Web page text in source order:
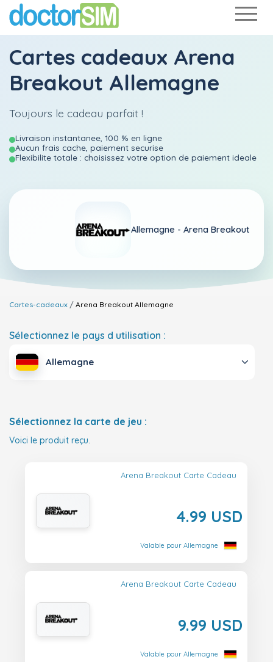
Cartes cadeaux Arena
Breakout Allemagne
Toujours le cadeau parfait !
Livraison instantanee, 100 % en ligne
Aucun frais cache, paiement securise
Flexibilite totale : choisissez votre option de paiement ideale
Allemagne - Arena Breakout
Cartes-cadeaux Arena Breakout Allemagne
Sélectionnez le pays d utilisation :
Allemagne
Sélectionnez la carte de jeu :
Voici le produit reçu.
Arena Breakout Carte Cadeau
4.99 USD
Valable pour Allemagne
Arena Breakout Carte Cadeau
9.99 USD
Valable pour Allemagne